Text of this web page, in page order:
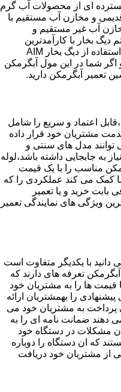
ای از محصولات آب گرم
و مخازن آب مستقیم با
مخازن آب غیر مستقیم و
بخار با کارآمدترین
دیگهای آب مصرفی نیاز دارید و شما با استفاده از دیگ بخار AIM
اگر شما در این مول آبگرمکن
تعمیر آبگرمکن دارید.
اعتماد و سریع را شامل
مشتریان خود قرار داده
مدل های سنتی و
به جابجایی داشته باشد،لوله
مناسب را با یک قیمت
کمک می کند عملکردی را که
بابت خرید و یا تعمیر
ویژگی های نمایندگی تعمیر
با یکدیگر متفاوت است
تعرفه های دارند که
قیمت ها را به مشتریان خود
را بهمشتریان ارائه
پرداخت به مشتریان خود می
دهند ضمانت نامه ای را به
مشکلات در دستگاه خود
که ان دستگاه را دوباره
از مشتریان خود دریافت